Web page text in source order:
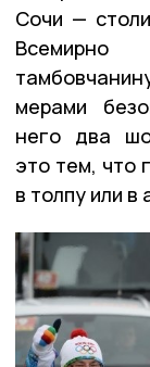
Сочи —
мерами
него два
это тем, что
в толпу или в